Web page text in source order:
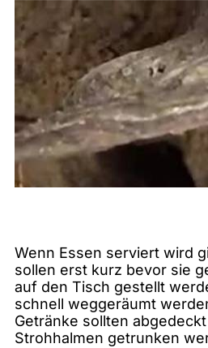
Wenn Essen serviert wird
sollen erst kurz bevor sie
auf den Tisch gestellt
schnell weggeräumt
Getränke sollten
Strohhalmen getrunken